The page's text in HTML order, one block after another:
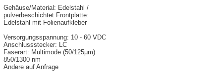
Gehäuse/Material: Edelstahl /
pulverbeschichtet Frontplatte:
Edelstahl mit Folienaufkleber
Versorgungsspannung: 10 - 60 VDC
Anschlussstecker: LC
Faserart: Multimode (50/125µm)
850/1300 nm
Andere auf Anfrage